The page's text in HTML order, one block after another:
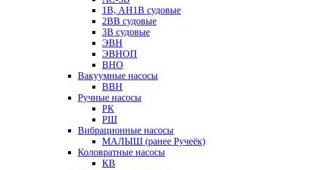
1В, АН1В судовые
2ВВ судовые
3В судовые
ЭВН
ЭВНОП
ВНО
Вакуумные насосы
ВВН
Ручные насосы
РК
РШ
Вибрационные насосы
МАЛЫШ (ранее Ручеёк)
Коловратные насосы
КВ